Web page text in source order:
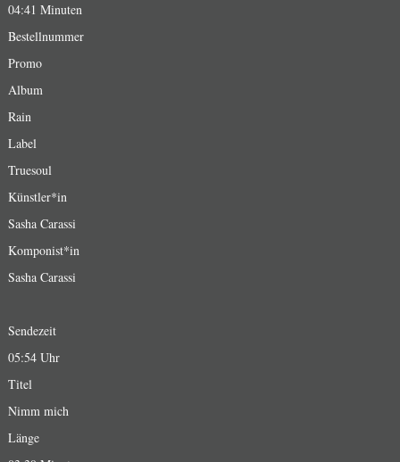
04:41 Minuten
Bestellnummer
Promo
Album
Rain
Label
Truesoul
Künstler*in
Sasha Carassi
Komponist*in
Sasha Carassi
Sendezeit
05:54 Uhr
Titel
Nimm mich
Länge